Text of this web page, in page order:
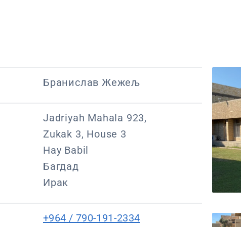
Бранислав Жежељ
Jadriyah Mahala 923,
Zukak 3, House 3
Hay Babil
Багдад
Ирак
+964 / 790-191-2334